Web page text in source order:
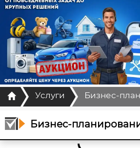
ГлавнаяУслуги Бизнес-
Бизнес-